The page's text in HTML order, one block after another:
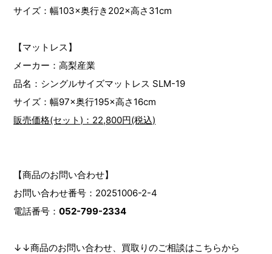
サイズ：幅103×奥行き202×高さ31cm
【マットレス】
メーカー：高梨産業
品名：シングルサイズマットレス SLM-19
サイズ：幅97×奥行195×高さ16cm
販売価格(セット)：22,800円(税込)
【商品のお問い合わせ】
お問い合わせ番号：20251006-2-4
電話番号：052-799-2334
↓↓商品のお問い合わせ、買取りのご相談はこちらから